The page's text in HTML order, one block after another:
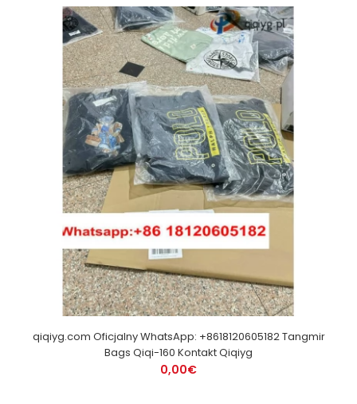
qiqiyg.com Oficjalny WhatsApp: +8618120605182 Tangmir
Bags Qiqi-160 Kontakt Qiqiyg
0,00€